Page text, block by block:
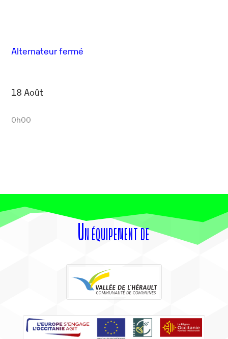
Alternateur fermé
18 Août
0h00
Un équipement de